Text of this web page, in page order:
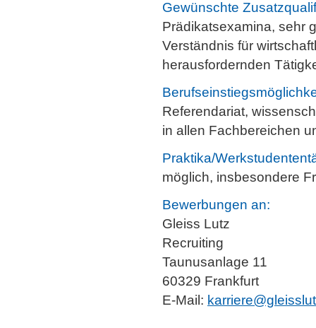
Gewünschte
Prädikatsexamina, sehr
Verständnis für
herausfordernden
Referendariat,
in allen Fachbereichen
Praktika/
möglich, insbesondere
Bewerbungen an:
Gleiss Lutz
Recruiting
Taunusanlage 11
60329 Frankfurt
E-Mail: